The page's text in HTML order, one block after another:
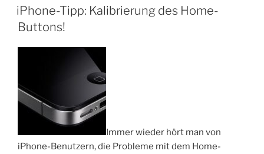
AM
iPhone-Tipp: Kalibrierung des Home-
Buttons!
Immer wieder hört man von
iPhone-Benutzern, die Probleme mit dem Home-